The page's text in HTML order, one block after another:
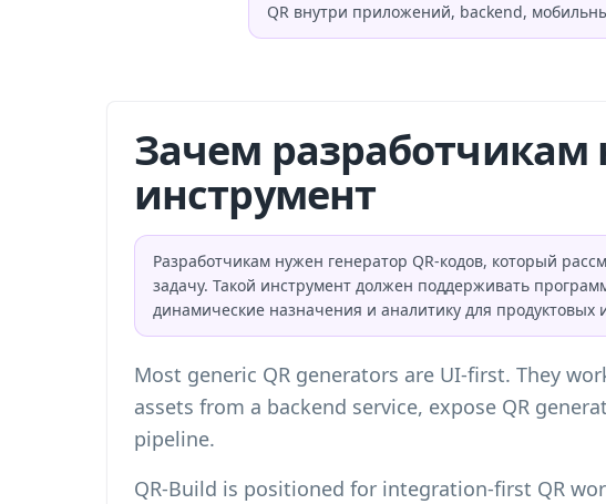
QR внутри приложений, backend,
Зачем
инструмент
Разработчикам нужен генератор QR-кодов, который
задачу. Такой инструмент должен поддерживать
динамические назначения и аналитику для
Most generic QR generators are UI-first. They
assets from a backend service, expose QR
pipeline.
QR-Build is positioned for integration-first QR